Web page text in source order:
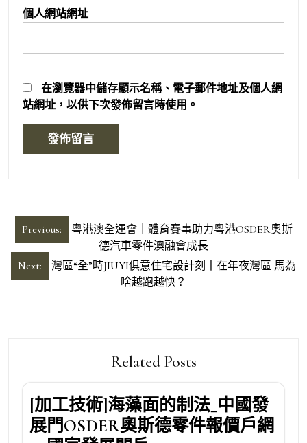
個人網站網址
在瀏覽器中儲存顯示名稱、電子郵件地址及個人網
站網址，以供下次發佈留言時使用。
文
章
導
Previous:
粵港澳全運會｜體育賽事助力粵港OSDER奧斯
德汽車零件澳融會成長
Next:
灣區“全”時JIUYI俱意住宅設計刻丨在年夜灣區 馬為
啥越跑越快？
Related Posts
[加工技術]海藻面的制法_中國發
展門OSDER奧斯德零件報價戶網